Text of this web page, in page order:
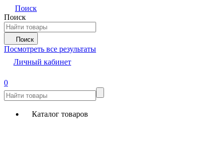
Поиск
Поиск
Поиск
Посмотреть все результаты
Личный кабинет
0
Каталог товаров